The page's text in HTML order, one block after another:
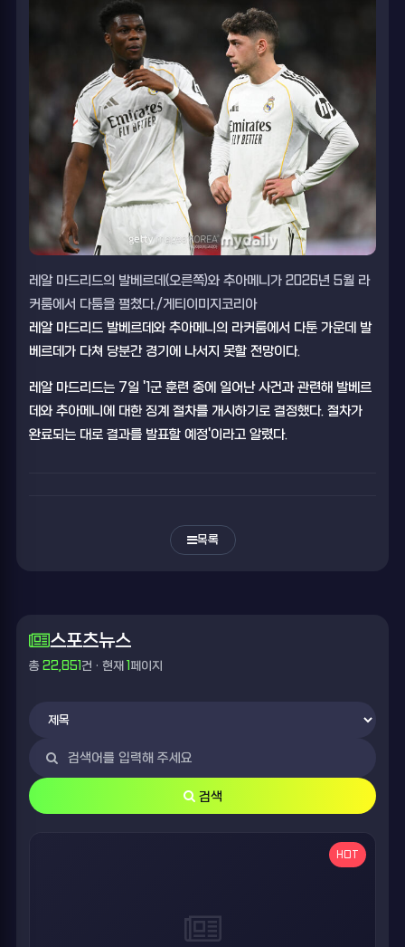
레알 마드리드의 발베르데(오른쪽)와 추아메니가 2026년 5월 라
커룸에서 다툼을 펼쳤다./게티이미지코리아
레알 마드리드 발베르데와 추아메니의 라커룸에서 다툰 가운데 발
베르데가 다쳐 당분간 경기에 나서지 못할 전망이다.
레알 마드리드는 7일 '1군 훈련 중에 일어난 사건과 관련해 발베르
데와 추아메니에 대한 징계 절차를 개시하기로 결정했다. 절차가
완료되는 대로 결과를 발표할 예정'이라고 알렸다.
목록
스포츠뉴스
총 22,851건 · 현재 1 페이지
검색
HOT